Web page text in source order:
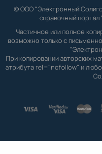
© ООО "Электронный
справочный портал
Частичное или полное
возможно только с
При копировании авторских
атрибута rel="nofollow" и